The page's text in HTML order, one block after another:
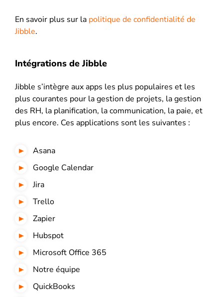
En savoir plus sur la politique de confidentialité de
Jibble.
Intégrations de Jibble
Jibble s’intègre aux apps les plus populaires et les
plus courantes pour la gestion de projets, la gestion
des RH, la planification, la communication, la paie, et
plus encore. Ces applications sont les suivantes :
Asana
Google Calendar
Jira
Trello
Zapier
Hubspot
Microsoft Office 365
Notre équipe
QuickBooks